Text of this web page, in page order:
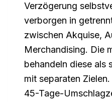
Verzögerung
verborgen in
zwischen Akquise,
Merchandising. Die
behandeln diese als
mit separaten
45-Tage-